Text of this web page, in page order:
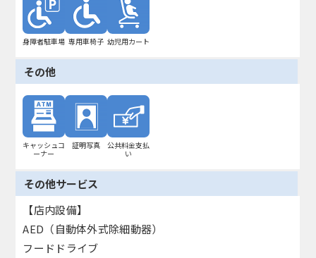
身障者駐車場 専用車椅子 幼児用カート
その他
キャッシュコ
ーナー
証明写真
公共料金支払
い
その他サービス
【店内設備】
AED（自動体外式除細動器）
フードドライブ